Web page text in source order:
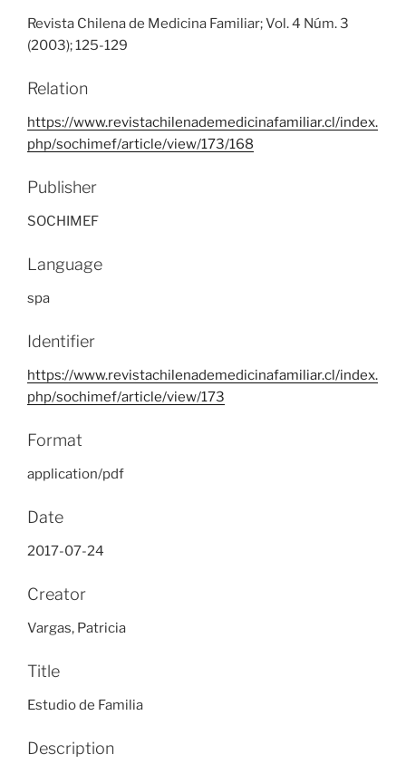
Revista Chilena de Medicina Familiar; Vol. 4 Núm. 3
(2003); 125-129
Relation
https://www.revistachilenademedicinafamiliar.cl/index.
php/sochimef/article/view/173/168
Publisher
SOCHIMEF
Language
spa
Identifier
https://www.revistachilenademedicinafamiliar.cl/index.
php/sochimef/article/view/173
Format
application/pdf
Date
2017-07-24
Creator
Vargas, Patricia
Title
Estudio de Familia
Description